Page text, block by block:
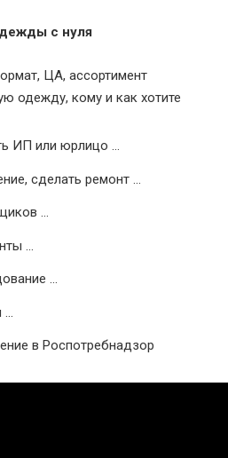
с нуля
ЦА, ассортимент
одежду, кому и как хотите
ИП или юрлицо …
сделать ремонт …
…
…
…
…
в Роспотребнадзор